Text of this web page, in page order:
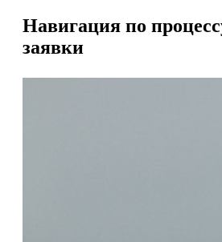
Навигация по
заявки